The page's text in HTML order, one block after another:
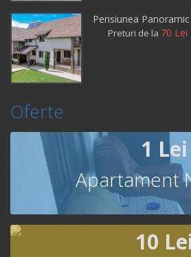
Pensiunea Panoramic
Preturi de la 70 Lei
Oferte
1 Lei
Apartament
10